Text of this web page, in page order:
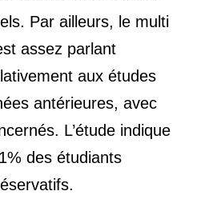
Par ailleurs, le multi
assez parlant
aux études
antérieures, avec
L’étude indique
des étudiants